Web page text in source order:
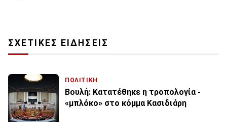
ΣΧΕΤΙΚΕΣ ΕΙΔΗΣΕΙΣ
ΠΟΛΙΤΙΚΗ
Βουλή: Κατατέθηκε η τροπολογία -
«μπλόκο» στο κόμμα Κασιδιάρη